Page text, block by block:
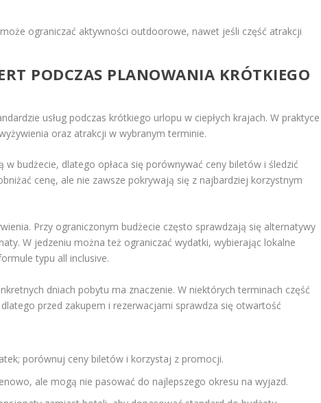
ograniczać aktywności outdoorowe, nawet jeśli część atrakcji
PODCZAS PLANOWANIA KRÓTKIEGO
usług podczas krótkiego urlopu w ciepłych krajach. W praktyce
oraz atrakcji w wybranym terminie.
budżecie, dlatego opłaca się porównywać ceny biletów i śledzić
cenę, ale nie zawsze pokrywają się z najbardziej korzystnym
Przy ograniczonym budżecie często sprawdzają się alternatywy
W jedzeniu można też ograniczać wydatki, wybierając lokalne
typu all inclusive.
dniach pobytu ma znaczenie. W niektórych terminach część
przed zakupem i rezerwacjami sprawdza się otwartość
porównuj ceny biletów i korzystaj z promocji.
ale mogą nie pasować do najlepszego okresu na wyjazd.